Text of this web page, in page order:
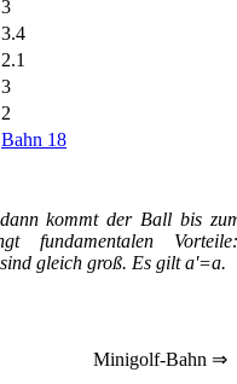
3
3.4
2.1
3
2
Bahn 18
kommt der Ball bis
fundamentalen
gleich groß. Es gilt a'=a.
Minigolf-Bahn ⇒